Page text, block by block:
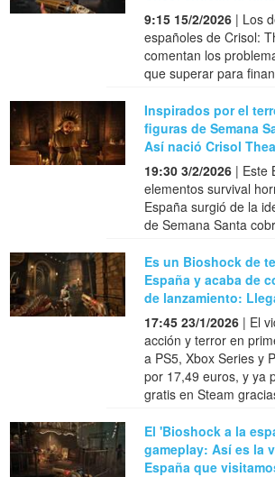
9:15 15/2/2026 | Los
españoles de Crisol:
comentan los
que superar para
Inspirados por el
figuras de Semana
Así nació Crisol
19:30 3/2/2026 | Este
elementos survival
España surgió de la
de Semana Santa
Es un Bioshock de
España y acaba de
de lanzamiento:
17:45 23/1/2026 | El
acción y terror en
a PS5, Xbox Series y
por 17,49 euros, y ya
gratis en Steam
El 'Bioshock a la
gameplay: Así es la
España que